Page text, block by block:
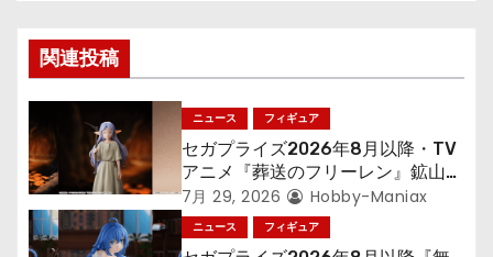
ー
シ
ョ
ン
関連投稿
ニュース フィギュア
セガプライズ2026年8月以降・TV
アニメ『葬送のフリーレン』鉱山で
300年働くことになっっちゃった
「フリーレン」を立体化！
7月 29, 2026 Hobby-Maniax
ニュース フィギュア